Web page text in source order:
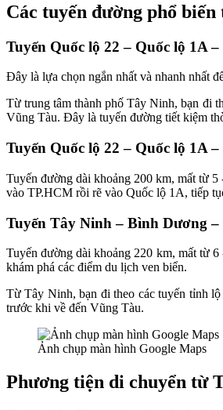
Các tuyến đường phổ
Tuyến Quốc lộ 22 – Quốc lộ 1A
Đây là lựa chọn ngắn nhất và nhanh nhất
Từ trung tâm thành phố Tây Ninh, bạn đi
Vũng Tàu. Đây là tuyến đường tiết kiệm
Tuyến Quốc lộ 22 – Quốc lộ 1A –
Tuyến đường dài khoảng 200 km, mất từ
vào TP.HCM rồi rẽ vào Quốc lộ 1A, tiếp
Tuyến Tây Ninh – Bình Dương –
Tuyến đường dài khoảng 220 km, mất từ
khám phá các điểm du lịch ven biển.
Từ Tây Ninh, bạn đi theo các tuyến tỉnh
trước khi về đến Vũng Tàu.
Ảnh chụp màn hình Google Maps
Phương tiện di chuyển từ